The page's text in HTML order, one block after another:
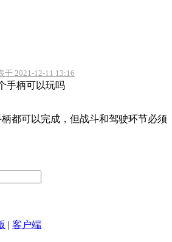
于 2021-12-11 13:16
手柄可以玩吗
都可以完成，但战斗和驾驶环节必须
| 客户端